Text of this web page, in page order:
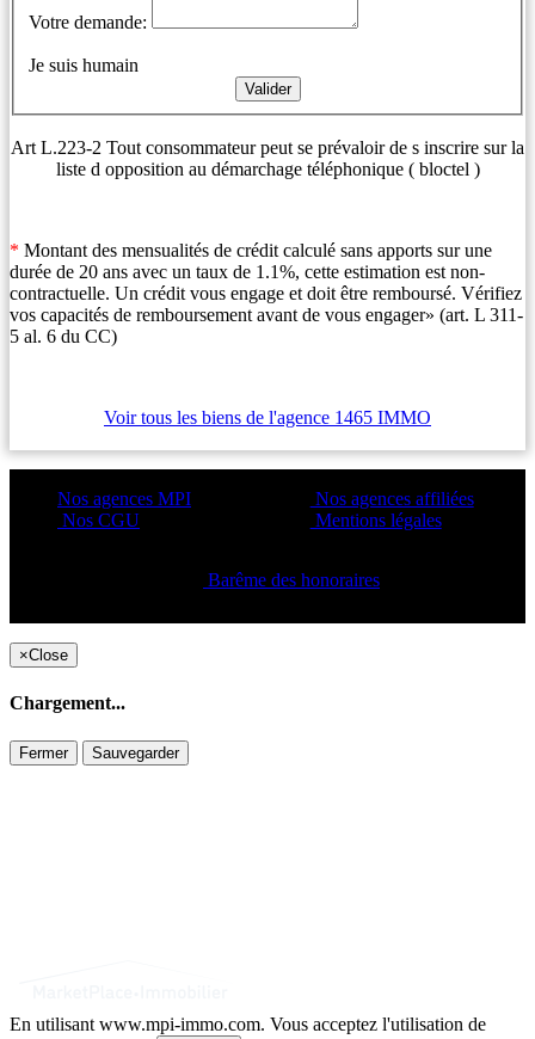
Votre demande:
Je suis humain
Art L.223-2 Tout consommateur peut se prévaloir de s inscrire sur la
liste d opposition au démarchage téléphonique ( bloctel )
* Montant des mensualités de crédit calculé sans apports sur une
durée de 20 ans avec un taux de 1.1%, cette estimation est non-
contractuelle. Un crédit vous engage et doit être remboursé. Vérifiez
vos capacités de remboursement avant de vous engager» (art. L 311-
5 al. 6 du CC)
Voir tous les biens de l'agence 1465 IMMO
Nos agences MPI
Nos CGU
Nos agences affiliées
Mentions légales
Barême des honoraires
×Close
Chargement...
Fermer Sauvegarder
En utilisant www.mpi-immo.com. Vous acceptez l'utilisation de